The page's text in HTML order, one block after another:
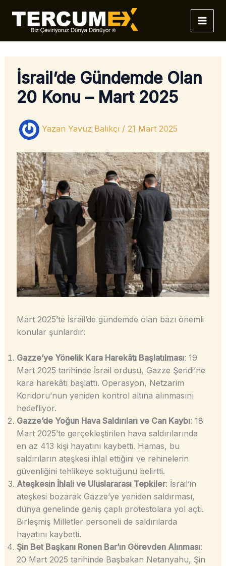
atla
İsrail’de Gündemde Olan
20 Konu – Mart 2025
Yazan Yavuz Balıkçı / 21 Mart 2025
Mart 2025’te İsrail’de gündemde olan bazı önemli
konular şunlardır:
Gazze’ye Yönelik Kara Harekâtı Başlatılması: 19
Mart 2025 tarihinde İsrail ordusu, Gazze Şeridi’ne
kara harekâtı başlattı. Operasyon, Netzarim
Koridoru’nun yeniden kontrol altına alınmasını
hedefliyor.
Gazze’de Yoğun Hava Saldırıları ve Can Kaybı: 18
Mart 2025’te gerçekleştirilen hava saldırılarında
en az 413 kişi hayatını kaybetti. Hamas, bu
saldırıların ateşkesi ihlal ettiğini ve rehinelerin
güvenliğini tehlikeye soktuğunu belirtti.
Ateşkesin İhlali ve Uluslararası Tepkiler: İsrail’in
ateşkesi bozarak Gazze’ye yeniden saldırması,
dünya genelinde geniş çaplı protestolara yol açtı.
Birleşmiş Milletler personeli de saldırılarda
hayatını kaybetti.
Şin Bet Başkanı Ronen Bar’ın Görevden Alınması:
20 Mart 2025 tarihinde Başbakan Netanyahu, Şin